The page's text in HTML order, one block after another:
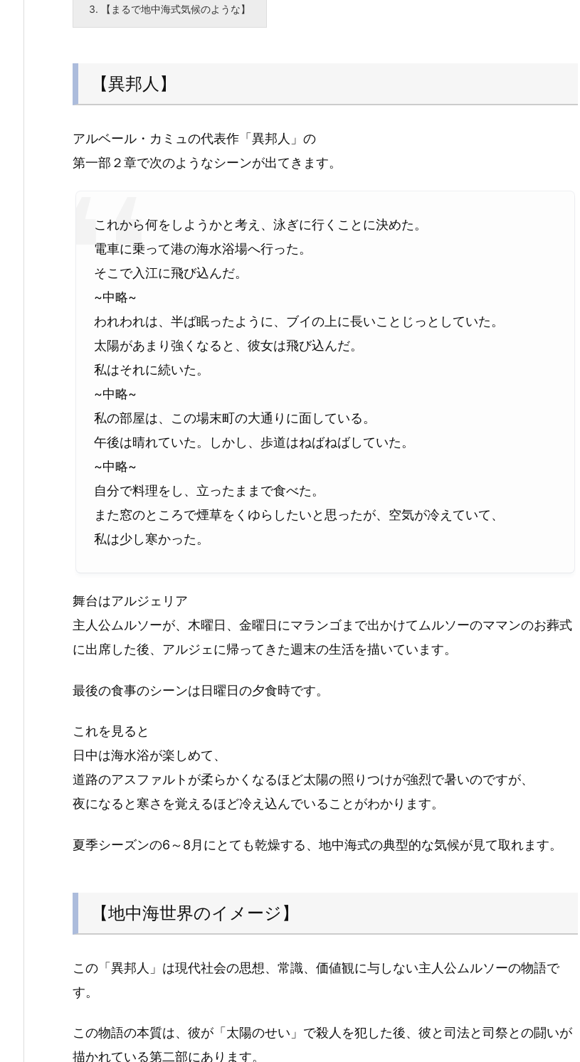
3. 【まるで地中海式気候のような】
【異邦人】
アルベール・カミュの代表作「異邦人」の
第一部２章で次のようなシーンが出てきます。
これから何をしようかと考え、泳ぎに行くことに決めた。
電車に乗って港の海水浴場へ行った。
そこで入江に飛び込んだ。
~中略~
われわれは、半ば眠ったように、ブイの上に長いことじっとしていた。
太陽があまり強くなると、彼女は飛び込んだ。
私はそれに続いた。
~中略~
私の部屋は、この場末町の大通りに面している。
午後は晴れていた。しかし、歩道はねばねばしていた。
~中略~
自分で料理をし、立ったままで食べた。
また窓のところで煙草をくゆらしたいと思ったが、空気が冷えていて、
私は少し寒かった。
舞台はアルジェリア
主人公ムルソーが、木曜日、金曜日にマランゴまで出かけてムルソーのママンのお葬式
に出席した後、アルジェに帰ってきた週末の生活を描いています。
最後の食事のシーンは日曜日の夕食時です。
これを見ると
日中は海水浴が楽しめて、
道路のアスファルトが柔らかくなるほど太陽の照りつけが強烈で暑いのですが、
夜になると寒さを覚えるほど冷え込んでいることがわかります。
夏季シーズンの6～8月にとても乾燥する、地中海式の典型的な気候が見て取れます。
【地中海世界のイメージ】
この「異邦人」は現代社会の思想、常識、価値観に与しない主人公ムルソーの物語で
す。
この物語の本質は、彼が「太陽のせい」で殺人を犯した後、彼と司法と司祭との闘いが
描かれている第二部にあります。